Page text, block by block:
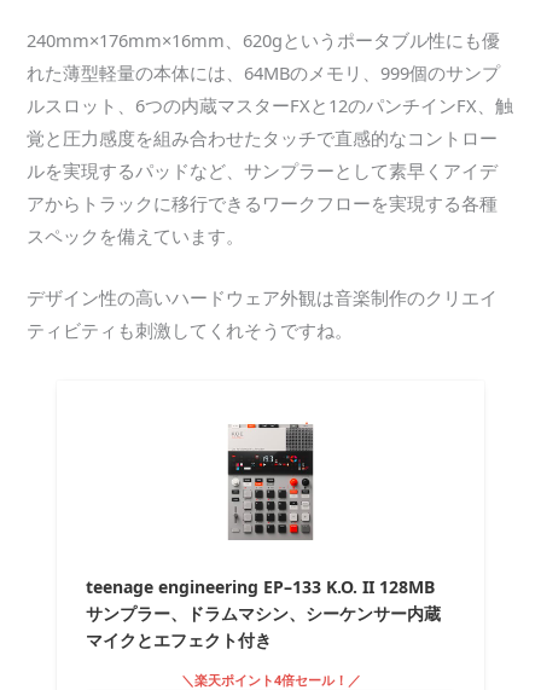
240mm×176mm×16mm、620gというポータブル性にも優
れた薄型軽量の本体には、64MBのメモリ、999個のサンプ
ルスロット、6つの内蔵マスターFXと12のパンチインFX、触
覚と圧力感度を組み合わせたタッチで直感的なコントロー
ルを実現するパッドなど、サンプラーとして素早くアイデ
アからトラックに移行できるワークフローを実現する各種
スペックを備えています。
デザイン性の高いハードウェア外観は音楽制作のクリエイ
ティビティも刺激してくれそうですね。
teenage engineering EP–133 K.O. II 128MB
サンプラー、ドラムマシン、シーケンサー内蔵
マイクとエフェクト付き
＼楽天ポイント4倍セール！／